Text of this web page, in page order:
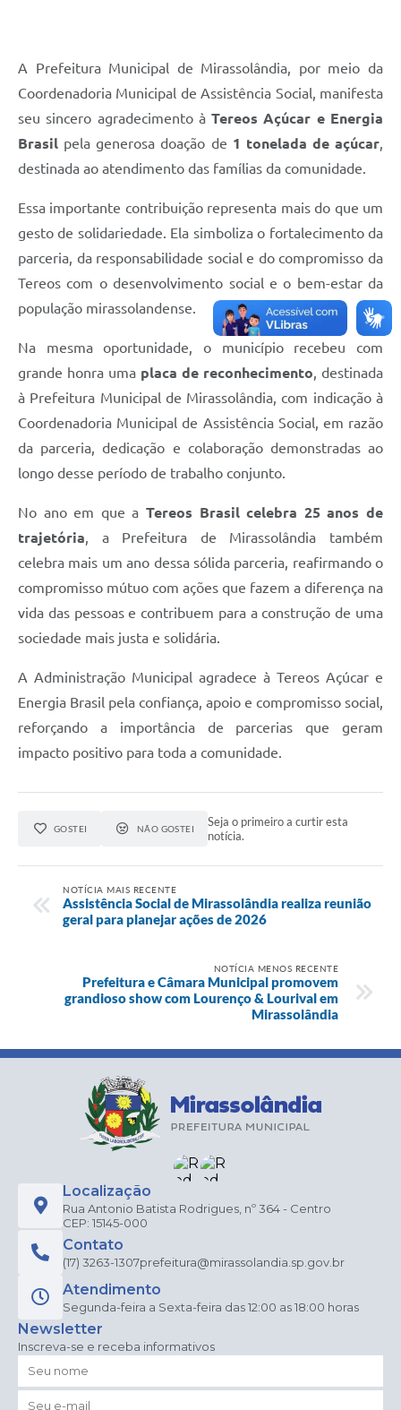
A Prefeitura Municipal de Mirassolândia, por meio da
Coordenadoria Municipal de Assistência Social, manifesta
seu sincero agradecimento àTereos Açúcar e Energia
Brasil pela generosa doação de 1 tonelada de açúcar,
destinada ao atendimento das famílias da comunidade.
Essa importante contribuição representa mais do que um
gesto de solidariedade. Ela simboliza o fortalecimento da
parceria, da responsabilidade social e do compromisso da
Tereos com o desenvolvimento social e o bem-estar da
população mirassolandense.
Na mesma oportunidade, o município recebeu com
grande honra uma placa de reconhecimento, destinada
à Prefeitura Municipal de Mirassolândia, com indicação à
Coordenadoria Municipal de Assistência Social, em razão
da parceria, dedicação e colaboração demonstradas ao
longo desse período de trabalho conjunto.
No ano em que a Tereos Brasil celebra 25 anos de
trajetória, a Prefeitura de Mirassolândia também
celebra mais um ano dessa sólida parceria, reafirmando o
compromisso mútuo com ações que fazem a diferença na
vida das pessoas e contribuem para a construção de uma
sociedade mais justa e solidária.
A Administração Municipal agradece à Tereos Açúcar e
Energia Brasil pela confiança, apoio e compromisso social,
reforçando a importância de parcerias que geram
impacto positivo para toda a comunidade.
GOSTEI NÃO GOSTEI
Seja o primeiro a curtir esta
notícia.
NOTÍCIA MAIS RECENTE
Assistência Social de Mirassolândia realiza reunião
geral para planejar ações de 2026
NOTÍCIA MENOS RECENTE
Prefeitura e Câmara Municipal promovem
grandioso show com Lourenço & Lourival em
Mirassolândia
Localização
Rua Antonio Batista Rodrigues, nº 364 - Centro
CEP: 15145-000
Contato
(17) 3263-1307prefeitura@mirassolandia.sp.gov.br
Atendimento
Segunda-feira a Sexta-feira das 12:00 as 18:00 horas
Newsletter
Inscreva-se e receba informativos